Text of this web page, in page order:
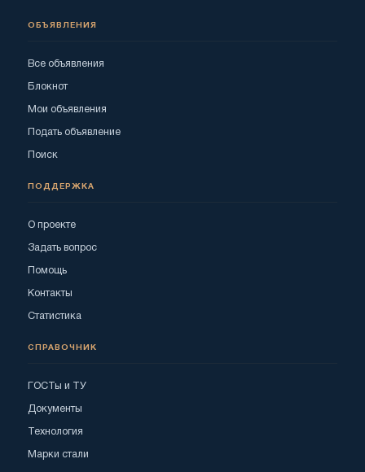
ОБЪЯВЛЕНИЯ
Все объявления
Блокнот
Мои объявления
Подать объявление
Поиск
ПОДДЕРЖКА
О проекте
Задать вопрос
Помощь
Контакты
Статистика
СПРАВОЧНИК
ГОСТы и ТУ
Документы
Технология
Марки стали